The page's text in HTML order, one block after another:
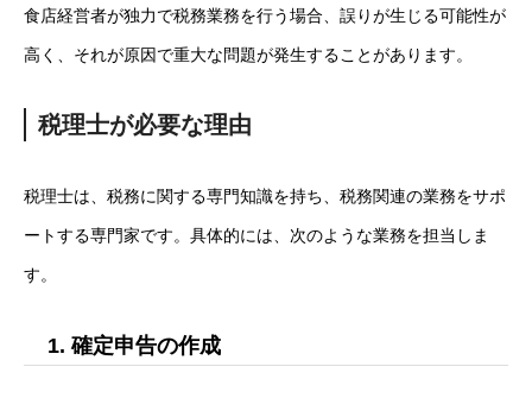
食店経営者が独力で税務業務を行う場合、誤りが生じる可能性が
高く、それが原因で重大な問題が発生することがあります。
税理士が必要な理由
税理士は、税務に関する専門知識を持ち、税務関連の業務をサポ
ートする専門家です。具体的には、次のような業務を担当しま
す。
1. 確定申告の作成